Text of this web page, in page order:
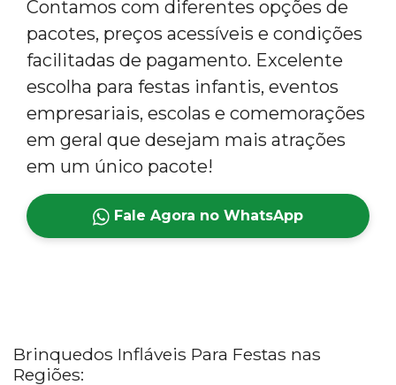
Contamos com diferentes opções de
pacotes, preços acessíveis e condições
facilitadas de pagamento. Excelente
escolha para festas infantis, eventos
empresariais, escolas e comemorações
em geral que desejam mais atrações
em um único pacote!
Fale Agora no WhatsApp
Brinquedos Infláveis Para Festas nas
Regiões: